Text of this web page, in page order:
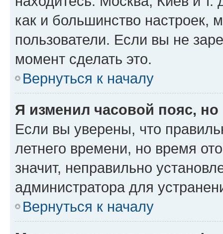
как и большинство настроек,
пользователи. Если вы не
момент сделать это.
Вернуться к началу
Я изменил часовой пояс,
Если вы уверены, что
летнего времени, но время
значит, неправильно
администратора для
Вернуться к началу